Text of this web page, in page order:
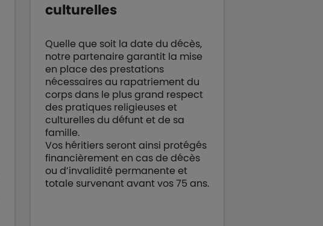
culturelles
Quelle que soit la date du décès,
notre partenaire garantit la mise
en place des prestations
nécessaires au rapatriement du
corps dans le plus grand respect
des pratiques religieuses et
culturelles du défunt et de sa
famille.
Vos héritiers seront ainsi protégés
financièrement en cas de décès
ou d’invalidité permanente et
totale survenant avant vos 75 ans.